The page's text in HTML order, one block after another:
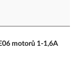
motorů 1-1,6A